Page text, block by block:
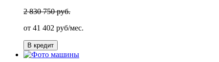
2 830 750 руб.
от 41 402 руб/мес.
В кредит